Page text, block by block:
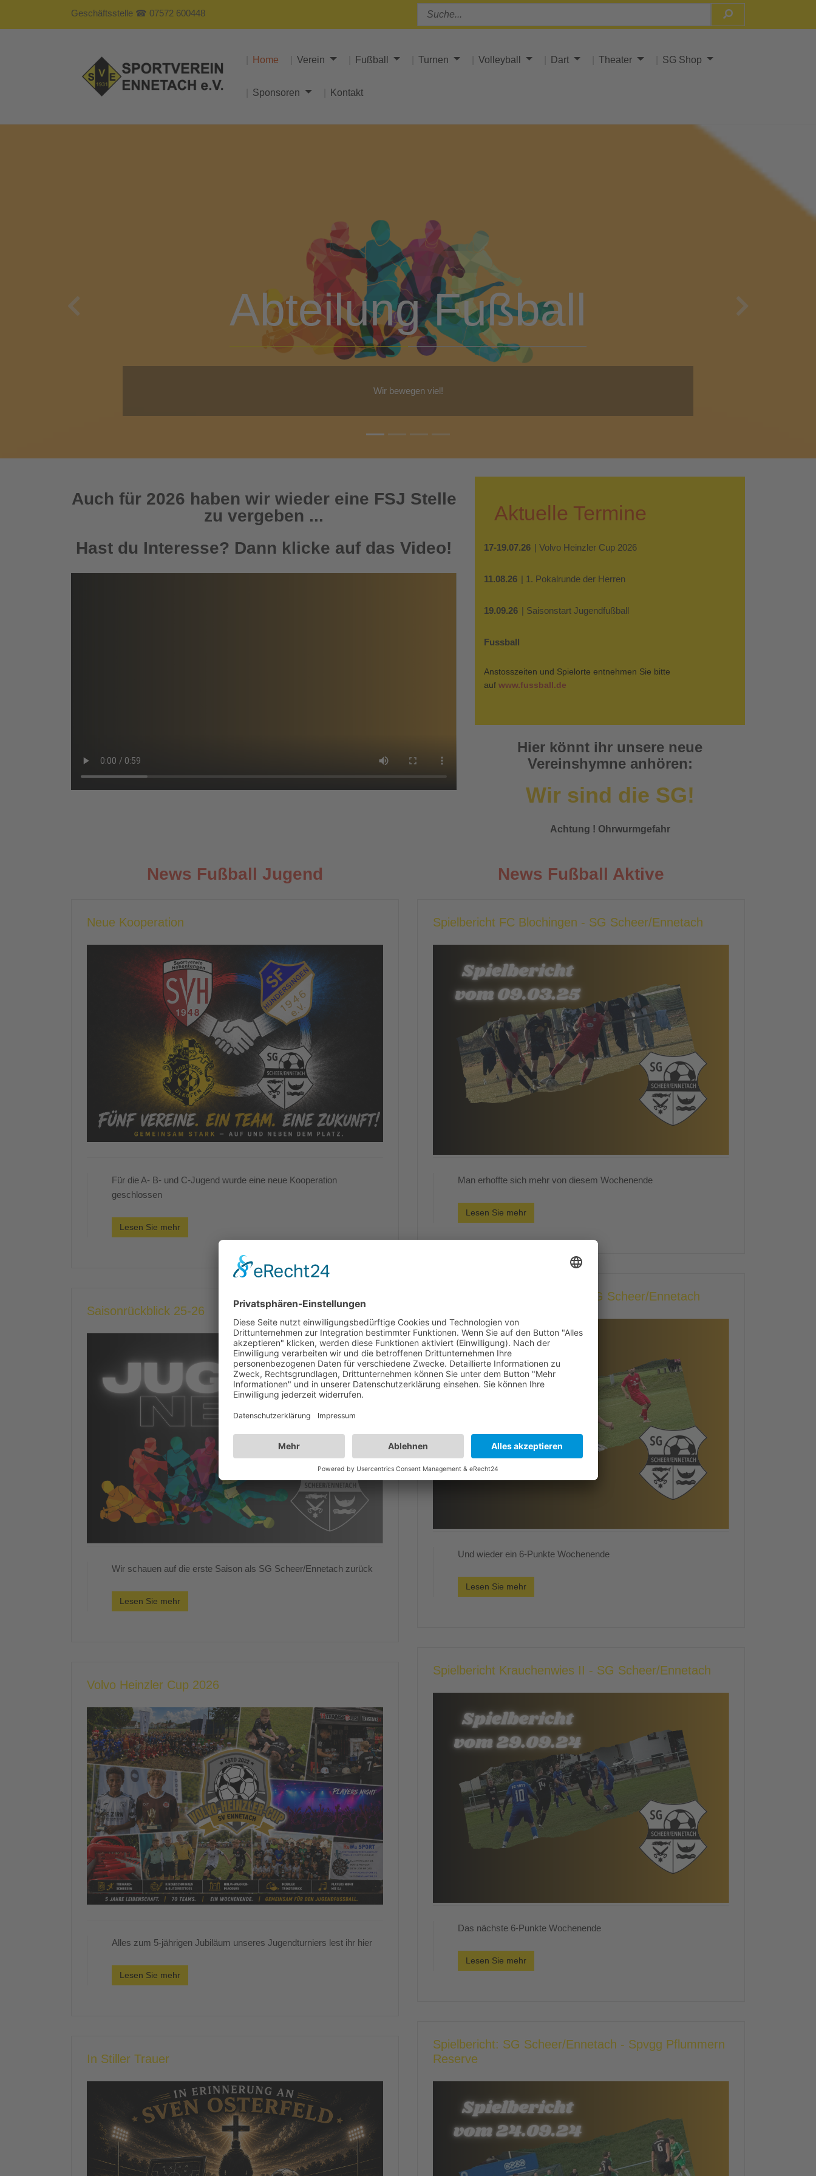
Geschäftsstelle ☎ 07572 600448
Home Verein Fußball Turnen Volleyball Dart Theater SG Shop
Sponsoren Kontakt
Abteilung Turnen
Ob Yoga, Step-Aerobic, Gymnastik, Walking - für jeden ist etwas dabei!
Previous
Auch für 2026 haben wir wieder eine FSJ Stelle
zu vergeben ...
Hast du Interesse? Dann klicke auf das Video!
Aktuelle Termine
17-19.07.26 | Volvo Heinzler Cup 2026
11.08.26 | 1. Pokalrunde der Herren
19.09.26 | Saisonstart Jugendfußball
Fussball
Anstosszeiten und Spielorte entnehmen Sie bitte
auf www.fussball.de
Hier könnt ihr unsere neue
Vereinshymne anhören:
Wir sind die SG!
Achtung ! Ohrwurmgefahr
News Fußball Jugend
Neue Kooperation
Für die A- B- und C-Jugend wurde eine neue Kooperation
geschlossen
Lesen Sie mehr
Saisonrückblick 25-26
Wir schauen auf die erste Saison als SG Scheer/Ennetach zurück
Lesen Sie mehr
Volvo Heinzler Cup 2026
Alles zum 5-jährigen Jubiläum unseres Jugendturniers lest ihr hier
Lesen Sie mehr
In Stiller Trauer
News Fußball Aktive
Spielbericht FC Blochingen - SG Scheer/Ennetach
Man erhoffte sich mehr von diesem Wochenende
Lesen Sie mehr
Spielbericht SG Ostrach II - SG Scheer/Ennetach
Und wieder ein 6-Punkte Wochenende
Lesen Sie mehr
Spielbericht Krauchenwies II - SG Scheer/Ennetach
Das nächste 6-Punkte Wochenende
Lesen Sie mehr
Spielbericht: SG Scheer/Ennetach - Spvgg Pflummern
Reserve